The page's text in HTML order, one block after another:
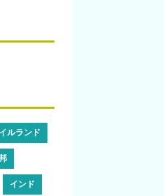
ルランド
インド